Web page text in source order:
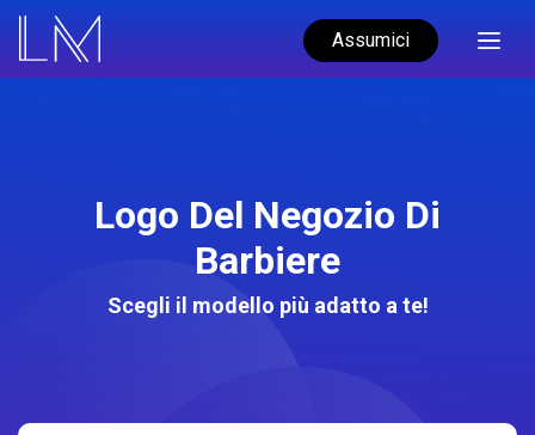
Assumici
Logo Del Negozio Di
Barbiere
Scegli il modello più adatto a te!